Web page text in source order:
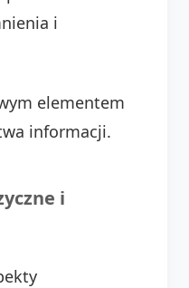
i
elementem
informacji.
i